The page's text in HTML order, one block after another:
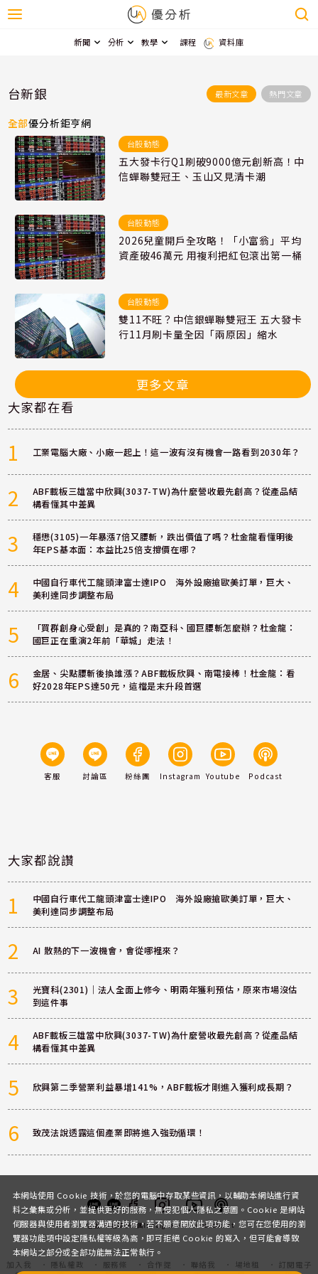
新聞 分析 教學 課程 資料庫
台新銀 最新文章 熱門文章
全部優分析鉅亨網
台股動態
五大發卡行Q1刷破9000億元創新高！中
信蟬聯雙冠王、玉山又見清卡潮
台股動態
2026兒童開戶全攻略！「小富翁」平均
資產破46萬元 用複利把紅包滾出第一桶
台股動態
雙11不旺？中信銀蟬聯雙冠王 五大發卡
行11月刷卡量全因「兩原因」縮水
更多文章
大家都在看
1 工業電腦大廠、小廠一起上！這一波有沒有機會一路看到2030年？
2
ABF載板三雄當中欣興(3037-TW)為什麼營收最先創高？從產品結
構看懂其中差異
3
穩懋(3105)一年暴漲7倍又腰斬，跌出價值了嗎？杜金龍看懂明後
年EPS基本面：本益比25倍支撐價在哪？
4
中國自行車代工龍頭津富士達IPO 海外設廠搶歐美訂單，巨大、
美利達同步調整布局
5
「買群創身心受創」是真的？南亞科、國巨腰斬怎麼辦？杜金龍：
國巨正在重演2年前「華城」走法！
6
金居、尖點腰斬後換誰漲？ABF載板欣興、南電接棒！杜金龍：看
好2028年EPS達50元，這檔是末升段首選
客服 討論區 粉絲團 Instagram Youtube Podcast
大家都說讚
1
中國自行車代工龍頭津富士達IPO 海外設廠搶歐美訂單，巨大、
美利達同步調整布局
2 AI 散熱的下一波機會，會從哪裡來？
3
光寶科(2301)｜法人全面上修今、明兩年獲利預估，原來市場沒估
到這件事
4
ABF載板三雄當中欣興(3037-TW)為什麼營收最先創高？從產品結
構看懂其中差異
5 欣興第二季營業利益暴增141%，ABF載板才剛進入獲利成長期？
6 致茂法說透露這個產業即將進入強勁循環！
客服 討論區粉絲團InstagramYoutubePodcast
加入我
隱私權政
服務條
合作提
聯絡我
場地租
訂閱電子
本網站使用 Cookie 技術，於您的電腦中存取某些資訊，以輔助本網站進行資
料之彙集或分析，並提供更好的服務，無侵犯個人隱私之意圖。Cookie 是網站
伺服器與使用者瀏覽器溝通的技術，若不願意開放此項功能，您可在您使用的瀏
覽器功能項中設定隱私權等級為高，即可拒絕 Cookie 的寫入，但可能會導致
本網站之部分或全部功能無法正常執行。